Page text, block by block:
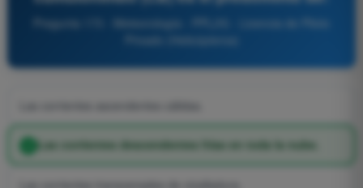
Las corrientes descendentes frías en toda la nube.